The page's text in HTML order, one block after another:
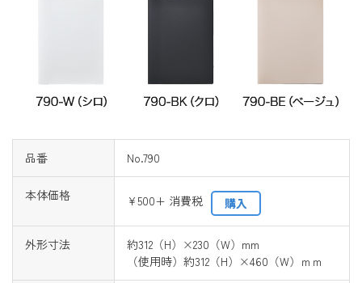
品番 No.790
本体価格 ¥500+ 消費税 購入
外形寸法
約312（H）×230（W）mm
（使用時）約312（H）×460（W）ｍｍ